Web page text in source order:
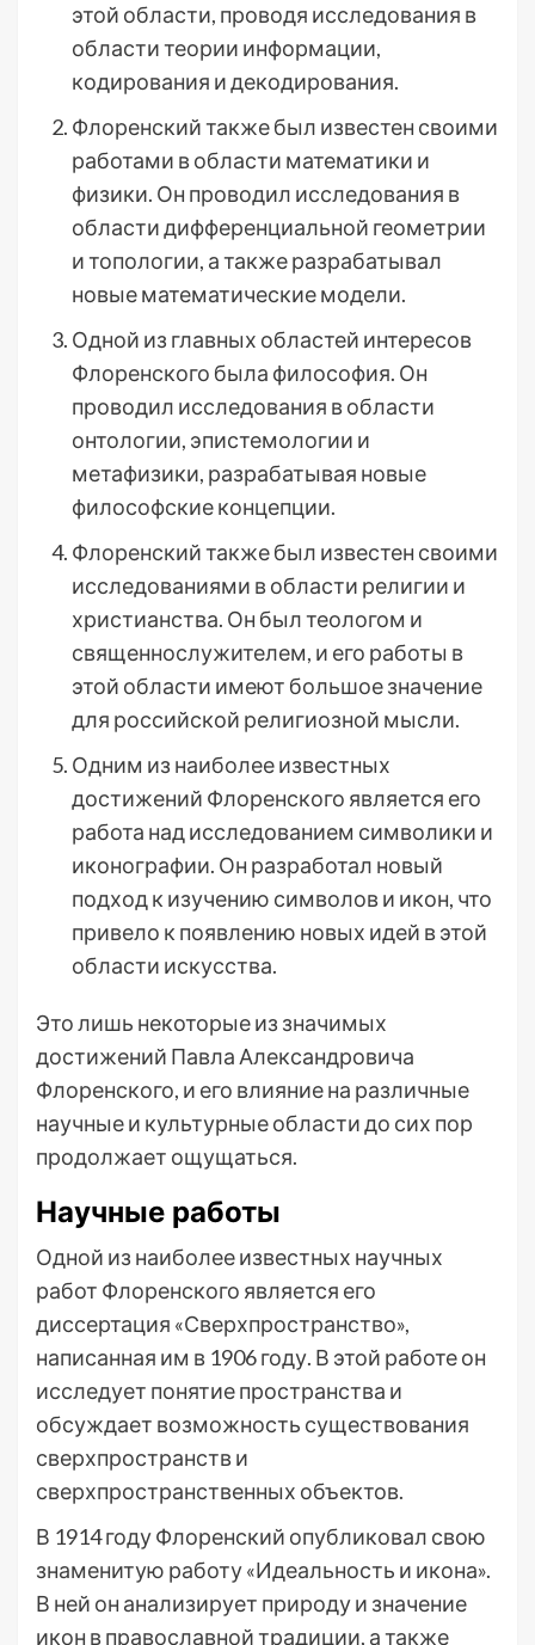
этой области, проводя исследования в
области теории информации,
кодирования и декодирования.
Флоренский также был известен своими
работами в области математики и
физики. Он проводил исследования в
области дифференциальной геометрии
и топологии, а также разрабатывал
новые математические модели.
Одной из главных областей интересов
Флоренского была философия. Он
проводил исследования в области
онтологии, эпистемологии и
метафизики, разрабатывая новые
философские концепции.
Флоренский также был известен своими
исследованиями в области религии и
христианства. Он был теологом и
священнослужителем, и его работы в
этой области имеют большое значение
для российской религиозной мысли.
Одним из наиболее известных
достижений Флоренского является его
работа над исследованием символики и
иконографии. Он разработал новый
подход к изучению символов и икон, что
привело к появлению новых идей в этой
области искусства.
Это лишь некоторые из значимых
достижений Павла Александровича
Флоренского, и его влияние на различные
научные и культурные области до сих пор
продолжает ощущаться.
Научные работы
Одной из наиболее известных научных
работ Флоренского является его
диссертация «Сверхпространство»,
написанная им в 1906 году. В этой работе он
исследует понятие пространства и
обсуждает возможность существования
сверхпространств и
сверхпространственных объектов.
В 1914 году Флоренский опубликовал свою
знаменитую работу «Идеальность и икона».
В ней он анализирует природу и значение
икон в православной традиции, а также